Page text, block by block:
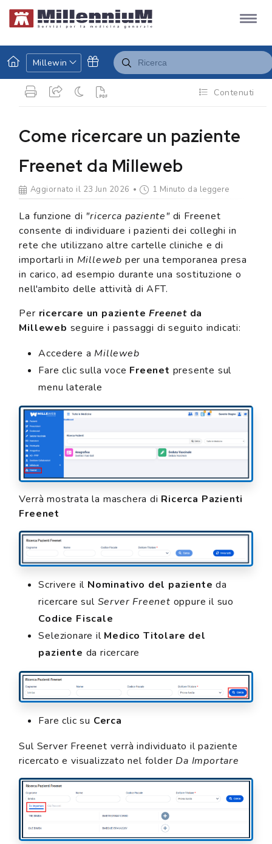
Millewin
Contenuti
Come ricercare un paziente
Freenet da Milleweb
Aggiornato il 23 Jun 2026 1 Minuto da leggere
La funzione di "ricerca paziente"di Freenet
consente di individuare i pazienti dei colleghi in
rete che utilizzano altre cartelle cliniche e di
importarli in Milleweb per una temporanea presa
in carico, ad esempio durante una sostituzione o
nell'ambito delle attività di AFT.
Per ricercare un pazienteFreenetda
Milleweb seguire i passaggi di seguito indicati:
Accedere a Milleweb
Fare clic sulla voce Freenet presente sul
menu laterale
Verrà mostrata la maschera di Ricerca Pazienti
Freenet
Scrivere il Nominativo del paziente da
ricercare sul Server Freenet oppure il suo
Codice Fiscale
Selezionare il Medico Titolare del
paziente da ricercare
Fare clic su Cerca
Sul Server Freenet verrà individuato il paziente
ricercato e visualizzato nel folder Da Importare